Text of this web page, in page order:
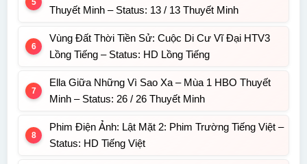
Thuyết Minh – Status: 13 / 13 Thuyết Minh
Vùng Đất Thời Tiền Sử: Cuộc Di Cư Vĩ Đại HTV3
Lồng Tiếng – Status: HD Lồng Tiếng
Ella Giữa Những Vì Sao Xa – Mùa 1 HBO Thuyết
Minh – Status: 26 / 26 Thuyết Minh
Phim Điện Ảnh: Lật Mặt 2: Phim Trường Tiếng Việt –
Status: HD Tiếng Việt